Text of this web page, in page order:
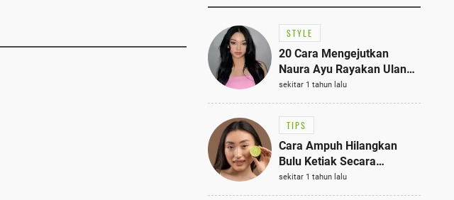
STYLE
20 Cara Mengejutkan
Naura Ayu Rayakan Ulang
Tahun di Panti Asuhan,
Terlihat Anggun dengan
Kaftan Cokelat
sekitar 1 tahun lalu
TIPS
Cara Ampuh Hilangkan
Bulu Ketiak Secara
Permanen dalam 5
Langkah Sederhana
sekitar 1 tahun lalu